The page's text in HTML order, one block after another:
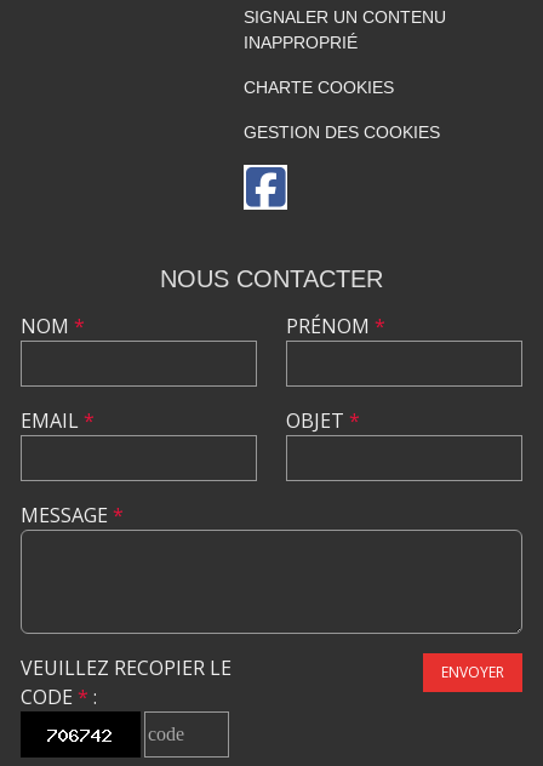
SIGNALER UN CONTENU
INAPPROPRIÉ
CHARTE COOKIES
GESTION DES COOKIES
NOUS CONTACTER
NOM *
EMAIL*
PRÉNOM *
OBJET *
MESSAGE *
VEUILLEZ RECOPIER LE
CODE * :
ENVOYER